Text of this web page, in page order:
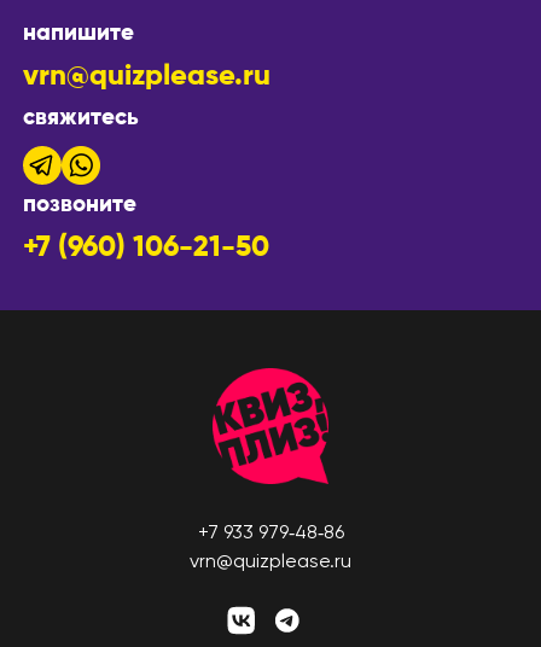
напишите
vrn@quizplease.ru
свяжитесь
позвоните
+7 (960) 106-21-50
+7 933 979‑48‑86
vrn@quizplease.ru